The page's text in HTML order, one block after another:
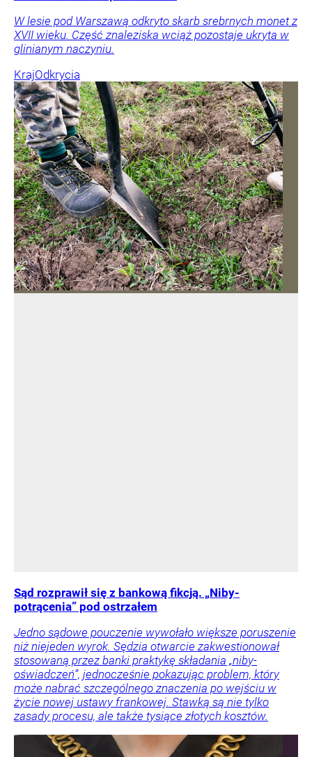
W lesie pod Warszawą odkryto skarb srebrnych monet z
XVII wieku. Część znaleziska wciąż pozostaje ukryta w
glinianym naczyniu.
KrajOdkrycia
Sąd rozprawił się z bankową fikcją. „Niby-
potrącenia” pod ostrzałem
Jedno sądowe pouczenie wywołało większe poruszenie
niż niejeden wyrok. Sędzia otwarcie zakwestionował
stosowaną przez banki praktykę składania „niby-
oświadczeń”, jednocześnie pokazując problem, który
może nabrać szczególnego znaczenia po wejściu w
życie nowej ustawy frankowej. Stawką są nie tylko
zasady procesu, ale także tysiące złotych kosztów.